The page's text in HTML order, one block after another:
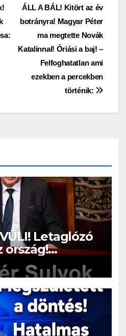
ÁLL A BÁL! Kitört az év
botrányra! Magyar Péter
ma megtette Novák
Katalinnal! Óriási a baj! –
Felfoghatatlan ami
ezekben a percekben
történik:
Letaglózó
Tamás!? –
volt